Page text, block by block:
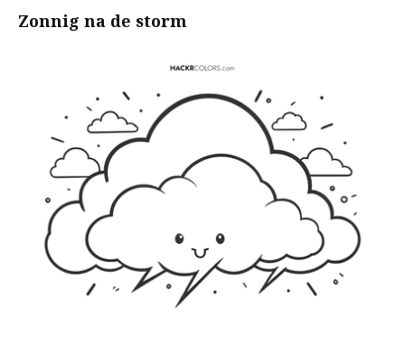
Zonnig na de storm